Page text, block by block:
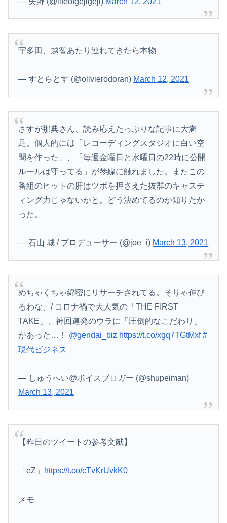
義妹「絶対汚さないから貸して！」私「夫からもらった大切な物だから無理…」→何度断ってもしつこく食い下がられて…
ロシアさん、国民の財産を没収しはじめる
【動画】動きがキレッキレすぎるJKアイドル、見つかるｗｗｗｗ
【悲報】人気配信者「はっきり言う、ジャングリア沖縄ほんとーーーーーーーーにおもんない！！！！」→炎上
「注文キャンセルしました。身分証を提出してください」とAmazonから突然のメール、怪しすぎるのでカスタマーに確認したら……
宇多田、越智あたり連れてきたら本物
— すとらとす (@olivierodoran) March 12, 2021
さすが那典さん、読み応えたっぷりな記事に大満
足。個人的には「レコーディングスタジオに白い空
間を作った」、「毎週金曜日と水曜日の22時に公開
ルールは守ってる」が琴線に触れました。またこの
番組のヒットの肝はツボを押さえた抜群のキャステ
ィング力じゃないかと。どう決めてるのか知りたか
った。
— 石山 城 / プロデューサー (@joe_i) March 13, 2021
めちゃくちゃ綿密にリサーチされてる。そりゃ伸び
るわな。/ コロナ禍で大人気の「THE FIRST
TAKE」、神回連発のウラに「圧倒的なこだわり」
があった…！ @gendai_biz https://t.co/xgq7TGtMxf #
現代ビジネス
— しゅうへい@ボイスブロガー (@shupeiman)
March 13, 2021
【昨日のツイートの参考文献】
「eZ」 https://t.co/cTvKrUvkK0
メモ